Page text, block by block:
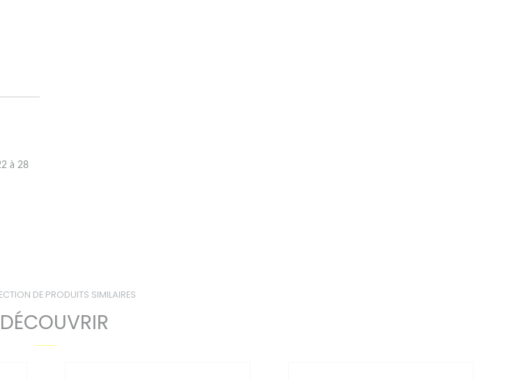
à 28
DE PRODUITS SIMILAIRES